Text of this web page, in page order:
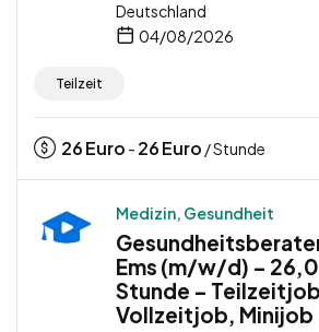
Deutschland
04/08/2026
Teilzeit
26Euro - 26Euro / Stunde
Medizin, Gesundheit
Ems (m/w/d) –
Stunde –
Vollzeitjob, Minijob